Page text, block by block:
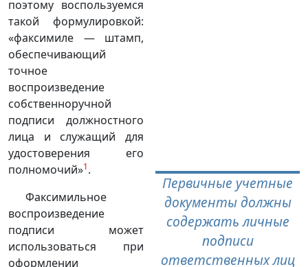
Первичные учетные
документы должны
содержать личные
подписи
ответственных лиц
поэтому воспользуемся
такой формулировкой:
«факсимиле — штамп,
обеспечивающий
точное
воспроизведение
собственноручной
подписи должностного
лица и служащий для
удостоверения его
полномочий»1.
Факсимильное
воспроизведение
подписи может
использоваться при
оформлении